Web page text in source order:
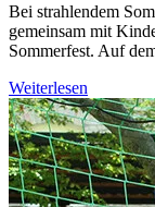
Bei strahlendem
gemeinsam mit
Sommerfest. Auf
Weiterlesen